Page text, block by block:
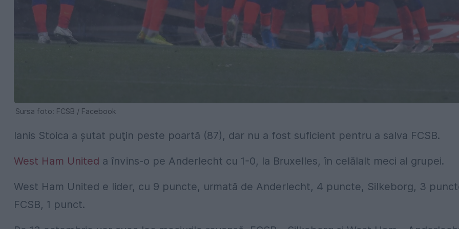
Sursa foto: FCSB / Facebook
Ianis Stoica a şutat puţin peste poartă (87), dar nu a fost suficient pentru a salva FCSB.
West Ham United a învins-o pe Anderlecht cu 1-0, la Bruxelles, în celălalt meci al grupei.
West Ham United e lider, cu 9 puncte, urmată de Anderlecht, 4 puncte, Silkeborg, 3
FCSB, 1 punct.